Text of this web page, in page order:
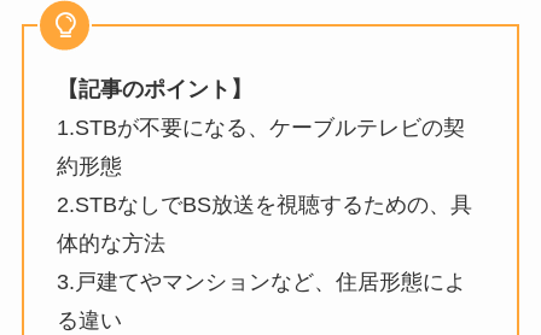
【記事のポイント】
1.STBが不要になる、ケーブルテレビの契
約形態
2.STBなしでBS放送を視聴するための、具
体的な方法
3.戸建てやマンションなど、住居形態によ
る違い